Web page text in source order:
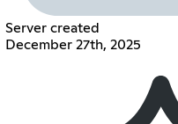
Server created
December 27th, 2025